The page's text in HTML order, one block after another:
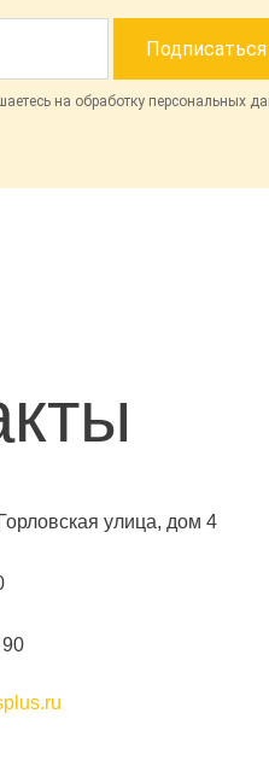
на обработку персональных
улица, дом 4